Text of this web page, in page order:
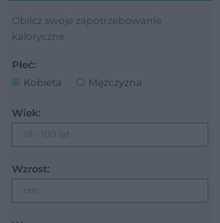
Oblicz swoje zapotrzebowanie
kaloryczne
Płeć:
Kobieta
Mężczyzna
Wiek:
18 - 100 lat
Wzrost:
cm